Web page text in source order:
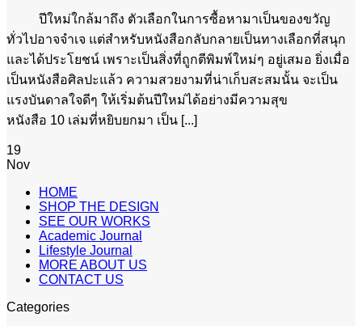
ปีใหม่ใกล้มาถึง ตัวเลือกในการซื้อหามาเป็นของขวัญ
ทั่วไปอาจจำเจ แต่สำหรับหนังสือกลับกลายเป็นทางเลือกที่สนุก
และได้ประโยชน์ เพราะเป็นสิ่งที่ถูกตีพิมพ์ใหม่ๆ อยู่เสมอ ยิ่งเมื่อ
เป็นหนังสือศิลปะแล้ว ความสวยงามที่น่าเก็บสะสมนั้น จะเป็น
แรงบันดาลใจดีๆ ให้เริ่มต้นปีใหม่ได้อย่างมีความสุข
หนังสือ 10 เล่มที่หยิบยกมา เป็น [...]
19
Nov
HOME
SHOP THE DESIGN
SEE OUR WORKS
Academic Journal
Lifestyle Journal
MORE ABOUT US
CONTACT US
Categories